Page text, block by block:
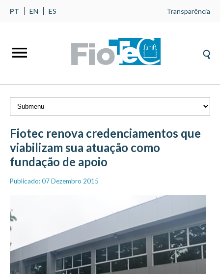
PT EN ES Transparência
Fiotec renova credenciamentos que
viabilizam sua atuação como
fundação de apoio
Publicado: 07 Dezembro 2015